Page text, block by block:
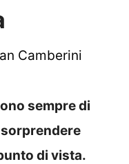
Camberini
sempre di
di vista.